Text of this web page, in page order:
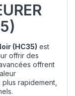
(HC35) est
offrir des
offrent
rapidement,